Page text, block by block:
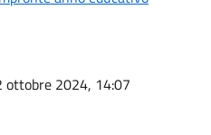
ottobre 2024, 14:07